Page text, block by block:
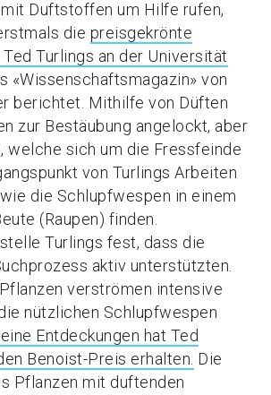
Duftstoffen um Hilfe rufen,
die preisgekrönte
Turlings an der Universität
«Wissenschaftsmagazin» von
berichtet. Mithilfe von Düften
zur Bestäubung angelockt, aber
welche sich um die Fressfeinde
von Turlings Arbeiten
die Schlupfwespen in einem
(Raupen) finden.
Turlings fest, dass die
aktiv unterstützten.
verströmen intensive
nützlichen Schlupfwespen
Entdeckungen hat Ted
Benoist-Preis erhalten. Die
Pflanzen mit duftenden